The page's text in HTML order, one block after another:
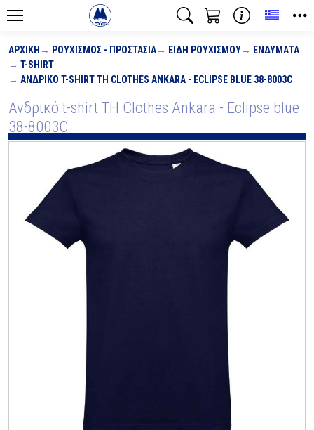
ΑΡΧΙΚΉ ΡΟΥΧΙΣΜΌΣ - ΠΡΟΣΤΑΣΊΑ ΕΊΔΗ ΡΟΥΧΙΣΜΟΎ
ΕΝΔΎΜΑΤΑ
T-SHIRT
ΑΝΔΡΙΚΌ T-SHIRT TH CLOTHES ANKARA - ECLIPSE BLUE 38-8003C
Ανδρικό t-shirt TH Clothes Ankara - Eclipse blue
38-8003C